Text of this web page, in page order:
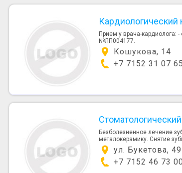
Кардиологический
Прием у врача-кардиолога:
№ЛП004177.
Кошукова, 14
+7 7152 31 07 65
Безболезненное лечение
металокерамику. Снятие
ул. Букетова, 49
+7 7152 46 73 00